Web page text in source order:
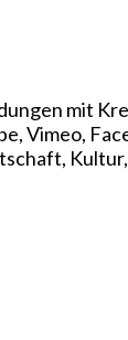
mit
Vimeo,